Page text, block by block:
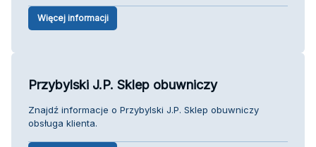
Więcej informacji
Przybylski J.P. Sklep obuwniczy
Znajdź informacje o Przybylski J.P. Sklep obuwniczy
obsługa klienta.